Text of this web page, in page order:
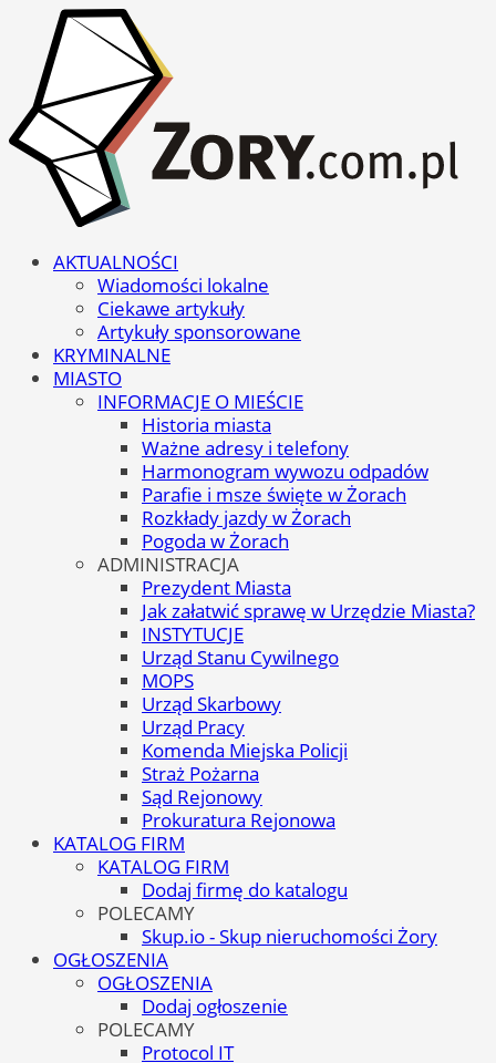
AKTUALNOŚCI
Wiadomości lokalne
Ciekawe artykuły
Artykuły sponsorowane
KRYMINALNE
MIASTO
INFORMACJE O MIEŚCIE
Historia miasta
Ważne adresy i telefony
Harmonogram wywozu odpadów
Parafie i msze święte w Żorach
Rozkłady jazdy w Żorach
Pogoda w Żorach
ADMINISTRACJA
Prezydent Miasta
Jak załatwić sprawę w Urzędzie Miasta?
INSTYTUCJE
Urząd Stanu Cywilnego
MOPS
Urząd Skarbowy
Urząd Pracy
Komenda Miejska Policji
Straż Pożarna
Sąd Rejonowy
Prokuratura Rejonowa
KATALOG FIRM
KATALOG FIRM
Dodaj firmę do katalogu
POLECAMY
Skup.io - Skup nieruchomości Żory
OGŁOSZENIA
OGŁOSZENIA
Dodaj ogłoszenie
POLECAMY
Protocol IT